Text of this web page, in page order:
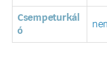
Csempeturkál
ó